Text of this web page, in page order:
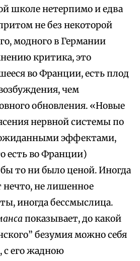
школе нетерпимо и едва
не без некоторой
модного в Германии
критика, это
во Франции, есть плод
чем
обновления. «Новые
нервной системы по
эффектами,
есть во Франции)
то ни было ценой. Иногда
нечто, не лишенное
иногда бессмыслица.
показывает, до какой
безумия можно себя
с его жадною